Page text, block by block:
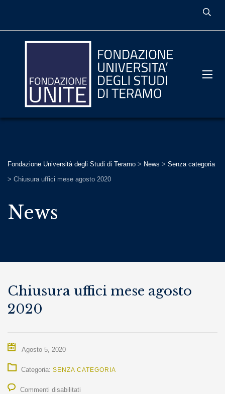
Fondazione Università degli Studi di Teramo > News > Senza categoria
> Chiusura uffici mese agosto 2020
News
Chiusura uffici mese agosto
2020
Agosto 5, 2020
Categoria: SENZA CATEGORIA
Commenti disabilitati